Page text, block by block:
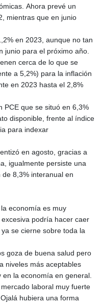
Ahora prevé un
mientras que en junio
en 2023, aunque no tan
junio para el próximo año.
cerca de lo que se
a 5,2%) para la inflación
en 2023 hasta el 2,8%
PCE que se situó en 6,3%
disponible, frente al índice
para indexar
en agosto, gracias a
igualmente persiste una
8,3% interanual en
economía es muy
podría hacer caer
se cierne sobre toda la
goza de buena salud pero
niveles más aceptables
la economía en general.
laboral muy fuerte
hubiera una forma